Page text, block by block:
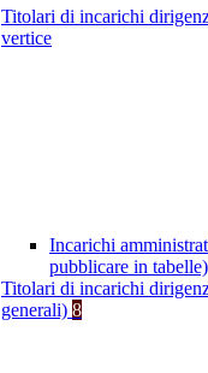
Titolari di incarichi
vertice
Incarichi
pubblicare in tabelle)
Titolari di incarichi
generali) 8